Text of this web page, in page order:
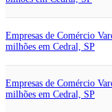
Empresas de Comércio
milhões em Cedral, SP
Empresas de Comércio
milhões em Cedral, SP